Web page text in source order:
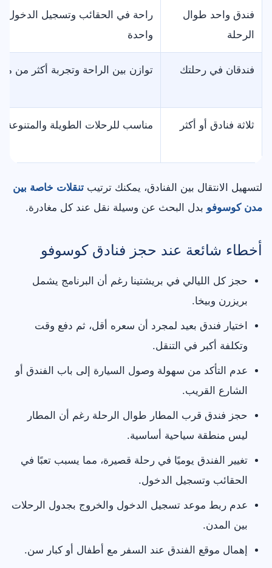
فندق واحد طوال
الرحلة
راحة في الحقائب وتسجيل الدخول
واحدة
فندقان في رحلتك توازن بين الراحة وتجربة أكثر من
ثلاثة فنادق أو أكثر مناسب للرحلات الطويلة والمتنوعة
لتسهيل الانتقال بين الفنادق، يمكنك ترتيب تنقلات خاصة بين
مدن كوسوفو بدل البحث عن وسيلة نقل عند كل مغادرة.
أخطاء شائعة عند حجز فنادق كوسوفو
حجز كل الليالي في بريشتينا رغم أن البرنامج يشمل
بريزرن وبيخا.
اختيار فندق بعيد لمجرد أن سعره أقل، ثم دفع وقت
وتكلفة أكبر في التنقل.
عدم التأكد من سهولة وصول السيارة إلى باب الفندق أو
الشارع القريب.
حجز فندق قرب المطار طوال الرحلة رغم أن المطار
ليس منطقة سياحية أساسية.
تغيير الفندق يوميًا في رحلة قصيرة، مما يسبب تعبًا في
الحقائب وتسجيل الدخول.
عدم ربط موعد تسجيل الدخول والخروج بجدول الرحلات
بين المدن.
إهمال موقع الفندق عند السفر مع أطفال أو كبار سن.